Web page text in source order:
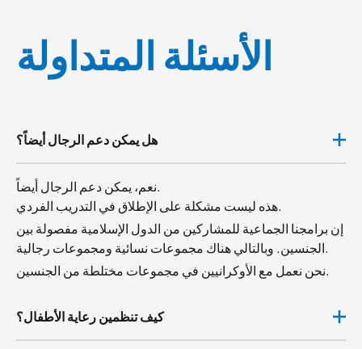
الأسئلة المتداولة
هل يمكن دعم الرجال أيضاً؟
نعم، يمكن دعم الرجال أيضاً.
هذه ليست مشكلة على الإطلاق في التدريب الفردي.
إن برامجنا الجماعية للمشاركين من الدول الإسلامية مفصولة بين
الجنسين. وبالتالي هناك مجموعات نسائية ومجموعات رجالية.
نحن نعمل مع الأوكرانيين في مجموعات مختلطة من الجنسين.
كيف تنظمين رعاية الأطفال؟